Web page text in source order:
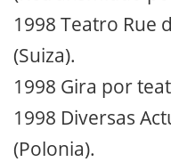
1998 Teatro Rue
(Suiza).
1998 Gira por
1998 Diversas
(Polonia).